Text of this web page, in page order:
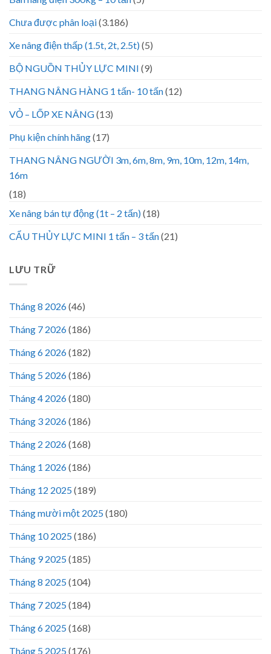
Chưa được phân loại(3.186)
Xe nâng điện thấp (1.5t, 2t, 2.5t)(5)
BỘ NGUỒN THỦY LỰC MINI (9)
THANG NÂNG HÀNG 1 tấn- 10 tấn(12)
VỎ – LỐP XE NÂNG(13)
Phụ kiện chính hãng(17)
THANG NÂNG NGƯỜI 3m, 6m, 8m, 9m, 10m, 12m, 14m,
16m
(18)
Xe nâng bán tự động (1t – 2 tấn)(18)
CẨU THỦY LỰC MINI 1 tấn – 3 tấn(21)
LƯU TRỮ
Tháng 8 2026(46)
Tháng 7 2026(186)
Tháng 6 2026(182)
Tháng 5 2026(186)
Tháng 4 2026(180)
Tháng 3 2026(186)
Tháng 2 2026(168)
Tháng 1 2026(186)
Tháng 12 2025(189)
Tháng mười một 2025(180)
Tháng 10 2025(186)
Tháng 9 2025(185)
Tháng 8 2025(104)
Tháng 7 2025(184)
Tháng 6 2025(168)
Tháng 5 2025(176)